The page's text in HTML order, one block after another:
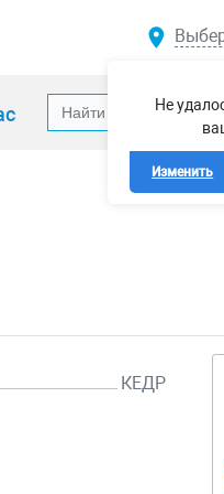
Не
Изменить
КЕДР